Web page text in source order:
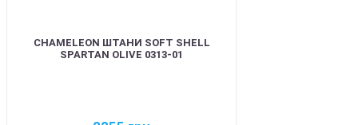
CHAMELEON ШТАНИ SOFT SHELL
SPARTAN OLIVE 0313-01